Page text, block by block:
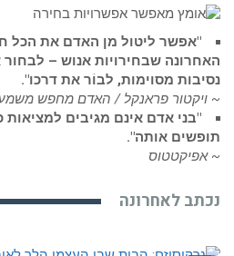
"אפשר ליטול מן האדם את הכל
האחרונה שבחירויות אנוש –
נסיבות מסוימות, לבוֹר את דרכו".
~ ויקטור פראנקל / האדם מחפש
"בני אדם אינם מגיבים
תופשים אותה".
~ אפיקטטוס
נכתב לאחרונה